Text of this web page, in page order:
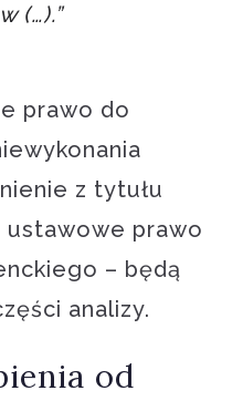
(…).”
prawo do
z tytułu
ustawowe prawo
– będą
analizy.
od